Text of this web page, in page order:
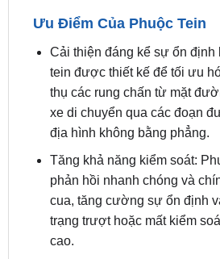
tein được thiết kế để tối ưu
thụ các rung chấn từ mặt
xe di chuyển qua các đoạn
địa hình không bằng phẳng.
Tăng khả năng kiểm soát:
phản hồi nhanh chóng và
cua, tăng cường sự ổn định
trạng trượt hoặc mất kiểm
cao.
Tối ưu hóa hiệu suất vận
giảm xóc, phuộc tein còn hỗ